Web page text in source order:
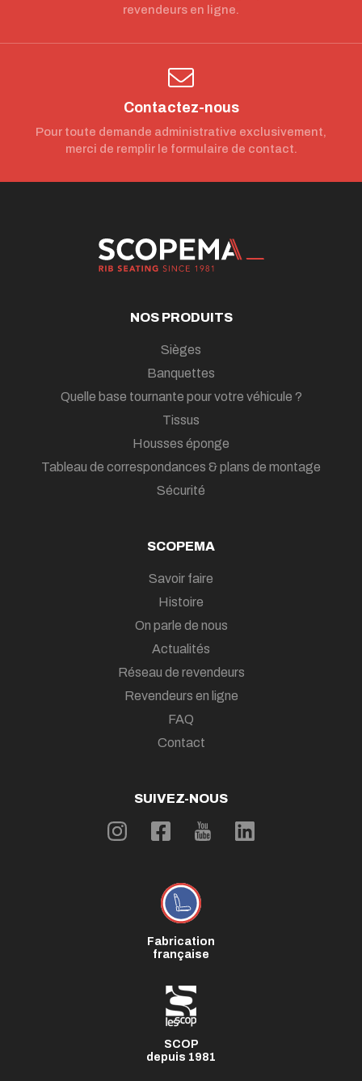
revendeurs en ligne.
Contactez-nous
Pour toute demande administrative exclusivement,
merci de remplir le formulaire de contact.
NOS PRODUITS
Sièges
Banquettes
Quelle base tournante pour votre véhicule ?
Tissus
Housses éponge
Tableau de correspondances & plans de montage
Sécurité
SCOPEMA
Savoir faire
Histoire
On parle de nous
Actualités
Réseau de revendeurs
Revendeurs en ligne
FAQ
Contact
SUIVEZ-NOUS
Fabrication
française
SCOP
depuis 1981